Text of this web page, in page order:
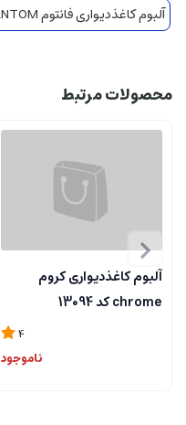
آلبوم کاغذدیواری فانتوم PHANTOM
محصولات مرتبط
آلبوم کاغذدیواری کروم
chrome کد 13094
4
ناموجود